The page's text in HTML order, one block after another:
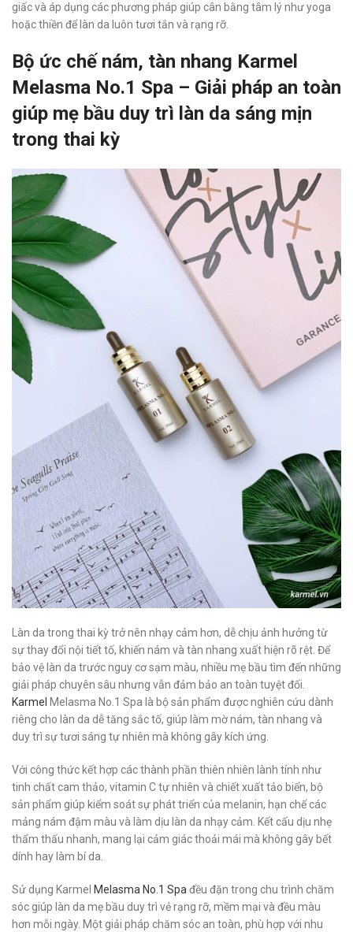
giấc và áp dụng các phương pháp giúp cân bằng tâm lý như yoga
hoặc thiền để làn da luôn tươi tắn và rạng rỡ.
Bộ ức chế nám, tàn nhang Karmel
Melasma No.1 Spa – Giải pháp an toàn
giúp mẹ bầu duy trì làn da sáng mịn
trong thai kỳ
Làn da trong thai kỳ trở nên nhạy cảm hơn, dễ chịu ảnh hưởng từ
sự thay đổi nội tiết tố, khiến nám và tàn nhang xuất hiện rõ rệt. Để
bảo vệ làn da trước nguy cơ sạm màu, nhiều mẹ bầu tìm đến những
giải pháp chuyên sâu nhưng vẫn đảm bảo an toàn tuyệt đối.
Karmel Melasma No.1 Spa là bộ sản phẩm được nghiên cứu dành
riêng cho làn da dễ tăng sắc tố, giúp làm mờ nám, tàn nhang và
duy trì sự tươi sáng tự nhiên mà không gây kích ứng.
Với công thức kết hợp các thành phần thiên nhiên lành tính như
tinh chất cam thảo, vitamin C tự nhiên và chiết xuất tảo biển, bộ
sản phẩm giúp kiểm soát sự phát triển của melanin, hạn chế các
mảng nám đậm màu và làm dịu làn da nhạy cảm. Kết cấu dịu nhẹ
thẩm thấu nhanh, mang lại cảm giác thoải mái mà không gây bết
dính hay làm bí da.
Sử dụng Karmel Melasma No.1 Spa đều đặn trong chu trình chăm
sóc giúp làn da mẹ bầu duy trì vẻ rạng rỡ, mềm mại và đều màu
hơn mỗi ngày. Một giải pháp chăm sóc an toàn, phù hợp với nhu